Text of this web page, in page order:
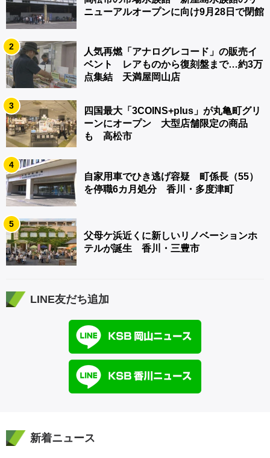
ニューアルオープンに向け9月28日で閉館
2
人気再燃「アナログレコード」の販売イ
ベント レアものから復刻盤まで…約3万
点集結 天満屋岡山店
3
四国最大「3COINS+plus」が丸亀町グリ
ーンにオープン 大型店舗限定の商品
も 高松市
4
自家用車でひき逃げ容疑 町係長（55）
を停職6カ月処分 香川・多度津町
5
父母ケ浜近くに新しいリノベーションホ
テルが誕生 香川・三豊市
LINE友だち追加
新着ニュース